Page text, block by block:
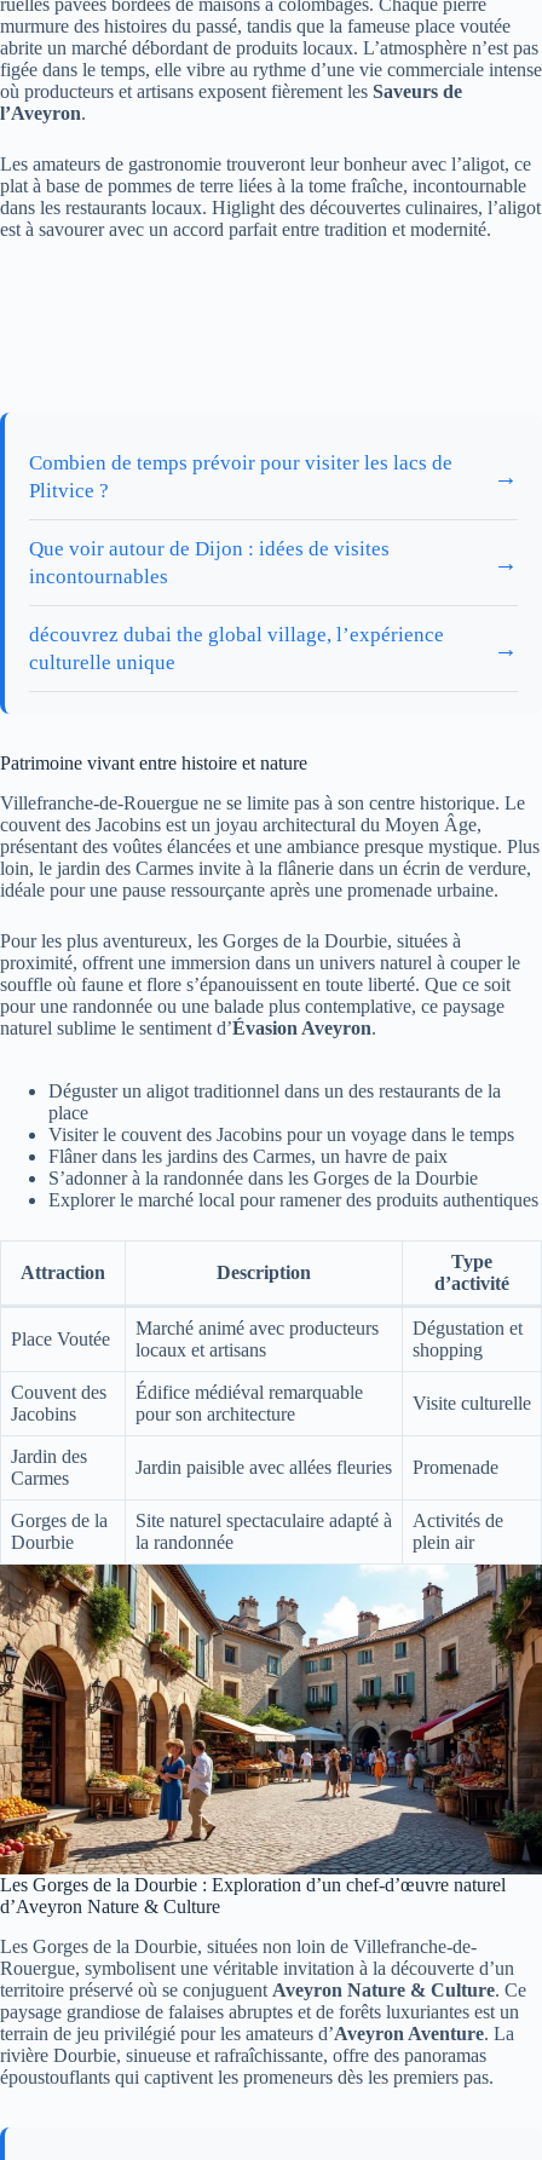
ruelles pavées bordées de maisons à colombages. Chaque pierre
murmure des histoires du passé, tandis que la fameuse place voutée
abrite un marché débordant de produits locaux. L’atmosphère n’est pas
figée dans le temps, elle vibre au rythme d’une vie commerciale intense
où producteurs et artisans exposent fièrement les Saveurs de
l’Aveyron.
Les amateurs de gastronomie trouveront leur bonheur avec l’aligot, ce
plat à base de pommes de terre liées à la tome fraîche, incontournable
dans les restaurants locaux. Higlight des découvertes culinaires, l’aligot
est à savourer avec un accord parfait entre tradition et modernité.
Combien de temps prévoir pour visiter les lacs de
Plitvice ?
→
Que voir autour de Dijon : idées de visites
incontournables
→
découvrez dubai the global village, l’expérience
culturelle unique
→
Patrimoine vivant entre histoire et nature
Villefranche-de-Rouergue ne se limite pas à son centre historique. Le
couvent des Jacobins est un joyau architectural du Moyen Âge,
présentant des voûtes élancées et une ambiance presque mystique. Plus
loin, le jardin des Carmes invite à la flânerie dans un écrin de verdure,
idéale pour une pause ressourçante après une promenade urbaine.
Pour les plus aventureux, les Gorges de la Dourbie, situées à
proximité, offrent une immersion dans un univers naturel à couper le
souffle où faune et flore s’épanouissent en toute liberté. Que ce soit
pour une randonnée ou une balade plus contemplative, ce paysage
naturel sublime le sentiment d’Évasion Aveyron.
Déguster un aligot traditionnel dans un des restaurants de la
place
Visiter le couvent des Jacobins pour un voyage dans le temps
Flâner dans les jardins des Carmes, un havre de paix
S’adonner à la randonnée dans les Gorges de la Dourbie
Explorer le marché local pour ramener des produits authentiques
Attraction Description
Type
d’activité
Place Voutée
Marché animé avec producteurs
locaux et artisans
Dégustation et
shopping
Couvent des
Jacobins
Édifice médiéval remarquable
pour son architecture
Visite culturelle
Jardin des
Carmes
Jardin paisible avec allées fleuries Promenade
Gorges de la
Dourbie
Site naturel spectaculaire adapté à
la randonnée
Activités de
plein air
Les Gorges de la Dourbie : Exploration d’un chef-d’œuvre naturel
d’Aveyron Nature & Culture
Les Gorges de la Dourbie, situées non loin de Villefranche-de-
Rouergue, symbolisent une véritable invitation à la découverte d’un
territoire préservé où se conjuguent Aveyron Nature & Culture. Ce
paysage grandiose de falaises abruptes et de forêts luxuriantes est un
terrain de jeu privilégié pour les amateurs d’Aveyron Aventure. La
rivière Dourbie, sinueuse et rafraîchissante, offre des panoramas
époustouflants qui captivent les promeneurs dès les premiers pas.